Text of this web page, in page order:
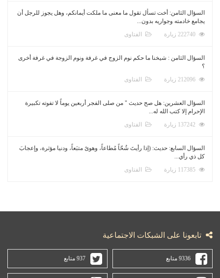
السؤال الثامن: أخت تسأل تقول ما معنى ما ملكت أيمانكم، وهل يجوز للرجل أن
يجامع خادمته وجواريه بدون...
الفتاوى
السؤال الثامن : شيخنا ما حكم نوم الزوج في غرفة ونوم الزوجة في غرفة أخرى
؟
الفتاوى
السؤال العشرين: هل صح حديث " من صلى الفجر أربعين يوماً لا تفوته تكبيرة
الإحرام إلا كتب الله له...
الفتاوى
السؤال السابع: حديث: (إذا رأيتَ شُحّاً مُطاعاً، وهوىً متبَعاً، ودنيا مؤثرة، وإعجابَ
كل ذي رأي...
الفتاوى
تابعونا على الشبكات الاجتماعية
9336 متابع 937 متابع